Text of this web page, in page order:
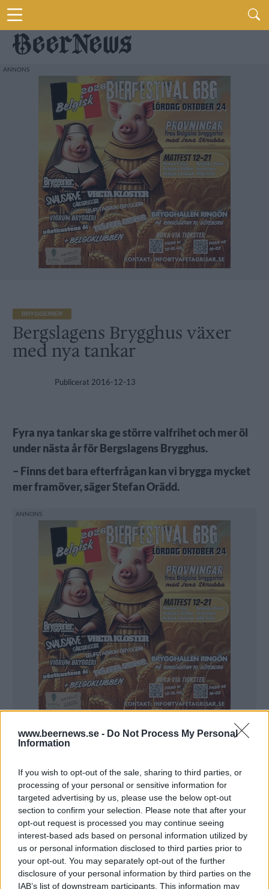
www.beernews.se - Do Not Process My Personal
Information
If you wish to opt-out of the sale, sharing to third parties, or
processing of your personal or sensitive information for
targeted advertising by us, please use the below opt-out
section to confirm your selection. Please note that after your
opt-out request is processed you may continue seeing
interest-based ads based on personal information utilized by
us or personal information disclosed to third parties prior to
your opt-out. You may separately opt-out of the further
disclosure of your personal information by third parties on the
IAB’s list of downstream participants. This information may
BRYGGERIER
Bergslagens Brygghus växer
med nya tankar
Publicerat 2016-12-13
Fyra nya tankar ska ge större valfrihet och mer öl
under nästa år för Bergslagens Brygghus.
– Finns det bara efterfrågan kan vi brygga mycket
mer framöver, säger Stefan Orädd.
Beernews berättade tidigare i höstas om
charmig bryggerilokal i en gammal brandstation i
Smedjebacken.
Nu har dalabryggarna lyckats få in fyra stycken
1000-literstankar i det trånga utrymmet. Årets
uppskattade produktion på cirka 24 000 liter kan
därmed mer än fördubblas under 2017.
– När allt är inkopplat kan vi brygga en gång i veckan